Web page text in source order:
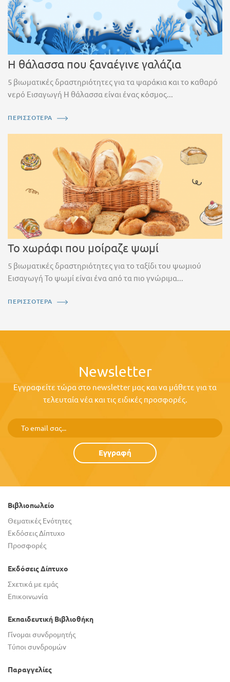
Η θάλασσα που ξαναέγινε γαλάζια
5 βιωματικές δραστηριότητες για τα ψαράκια και το καθαρό
νερό Εισαγωγή Η θάλασσα είναι ένας κόσμος...
ΠΕΡΙΣΣΟΤΕΡΑ
Το χωράφι που μοίραζε ψωμί
5 βιωματικές δραστηριότητες για το ταξίδι του ψωμιού
Εισαγωγή Το ψωμί είναι ένα από τα πιο γνώριμα...
ΠΕΡΙΣΣΟΤΕΡΑ
Newsletter
Εγγραφείτε τώρα στο newsletter μας και να μάθετε για τα
τελευταία νέα και τις ειδικές προσφορές.
Εγγραφή
Βιβλιοπωλείο
Θεματικές Ενότητες
Εκδόσεις Δίπτυχο
Προσφορές
Εκδόσεις Δίπτυχο
Σχετικά με εμάς
Επικοινωνία
Εκπαιδευτική Βιβλιοθήκη
Γίνομαι συνδρομητής
Τύποι συνδρομών
Παραγγελίες